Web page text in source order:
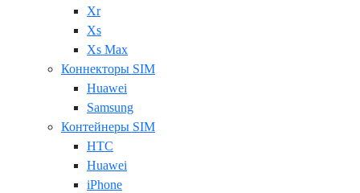
Xr
Xs
Xs Max
Коннекторы SIM
Huawei
Samsung
Контейнеры SIM
HTC
Huawei
iPhone